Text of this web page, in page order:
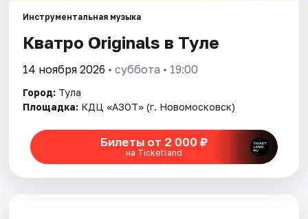
Площадки
Артисты
Рейтинги
Инструментальная музыка
Кватро Originals в Туле
14 ноября 2026 • суббота • 19:00
Город: Тула
Площадка: КДЦ «АЗОТ» (г. Новомосковск)
Билеты от 2 000 ₽
на Ticketland